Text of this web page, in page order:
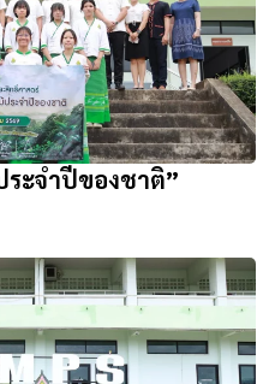
ะจำปีของชาติ”